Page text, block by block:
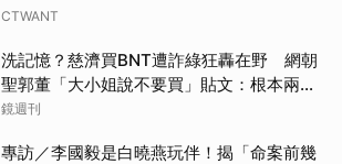
CTWANT
洗記憶？慈濟買BNT遭詐綠狂轟在野 網朝
聖郭董「大小姐說不要買」貼文：根本兩碼
事
鏡週刊
專訪／李國毅是白曉燕玩伴！揭「命案前幾